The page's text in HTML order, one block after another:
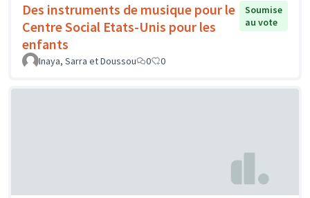
Des instruments de musique pour le
Centre Social Etats-Unis pour les
enfants
Soumise
au vote
Inaya, Sarra et Doussou 0 0